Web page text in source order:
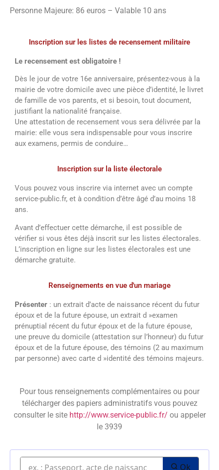
Personne Majeure: 86 euros – Valable 10 ans
Inscription sur les listes de recensement militaire
Le recensement est obligatoire !
Dès le jour de votre 16e anniversaire, présentez-vous à la
mairie de votre domicile avec une pièce d’identité, le livret
de famille de vos parents, et si besoin, tout document,
justifiant la nationalité française.
Une attestation de recensement vous sera délivrée par la
mairie: elle vous sera indispensable pour vous inscrire
aux examens, permis de conduire…
Inscription sur la liste électorale
Vous pouvez vous inscrire via internet avec un compte
service-public.fr, et à condition d’être âgé d’au moins 18
ans.
Avant d’effectuer cette démarche, il est possible de
vérifier si vous êtes déjà inscrit sur les listes électorales.
L’inscription en ligne sur les listes électorales est une
démarche gratuite.
Renseignements en vue d'un mariage
Présenter : un extrait d’acte de naissance récent du futur
époux et de la future épouse, un extrait d »examen
prénuptial récent du futur époux et de la future épouse,
une preuve du domicile (attestation sur l’honneur) du futur
époux et de la future épouse, des témoins (2 au maximum
par personne) avec carte d »identité des témoins majeurs.
Pour tous renseignements complémentaires ou pour
télécharger des papiers administratifs vous pouvez
consulter le site http://www.service-public.fr/ ou appeler
le 3939
Ok